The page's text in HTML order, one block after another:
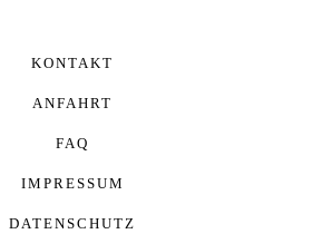
KONTAKT
ANFAHRT
FAQ
IMPRESSUM
DATENSCHUTZ